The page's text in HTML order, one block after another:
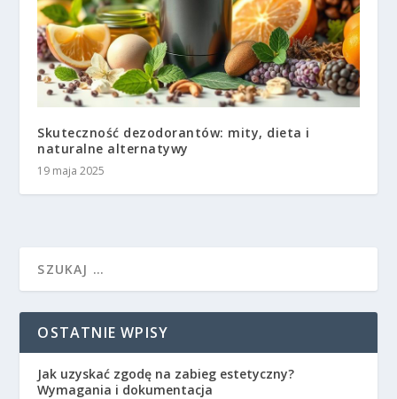
Skuteczność dezodorantów: mity, dieta i
naturalne alternatywy
19 maja 2025
OSTATNIE WPISY
Jak uzyskać zgodę na zabieg estetyczny?
Wymagania i dokumentacja